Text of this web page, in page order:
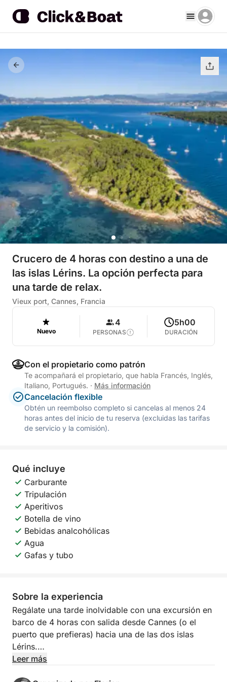
Crucero de 4 horas con destino a una de
las islas Lérins. La opción perfecta para
una tarde de relax.
Vieux port, Cannes, Francia
Nuevo
4
PERSONAS
5h00
DURACIÓN
Con el propietario como patrón
Te acompañará el propietario, que habla Francés, Inglés,
Italiano, Portugués. · Más información
Cancelación flexible
Obtén un reembolso completo si cancelas al menos 24
horas antes del inicio de tu reserva (excluidas las tarifas
de servicio y la comisión).
Qué incluye
Carburante
Tripulación
Aperitivos
Botella de vino
Bebidas analcohólicas
Agua
Gafas y tubo
Sobre la experiencia
Regálate una tarde inolvidable con una excursión en
barco de 4 horas con salida desde Cannes (o el
puerto que prefieras) hacia una de las dos islas
Lérins.
Leer más